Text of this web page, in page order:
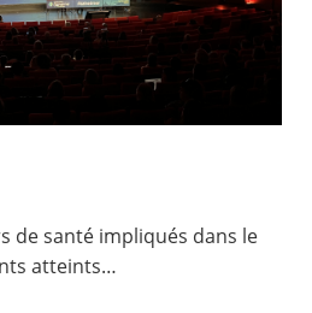
de santé impliqués dans le
atteints…